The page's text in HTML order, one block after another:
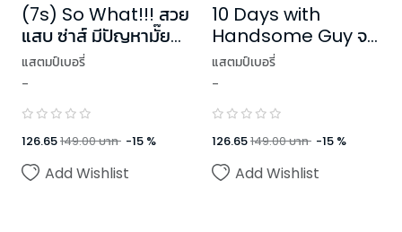
(7s) So What!!! สวย
แสบ ซ่าส์ มีปัญหามั๊ยคะ
สุดหล่อ
แสตมป์เบอรี่
-
126.65149.00บาท -15 %
Add Wishlist
10 Days with
Handsome Guy จะ
บ้าตายห้ามรักนายสุด
หล่อ!!!
แสตมป์เบอรี่
-
126.65149.00บาท -15 %
Add Wishlist